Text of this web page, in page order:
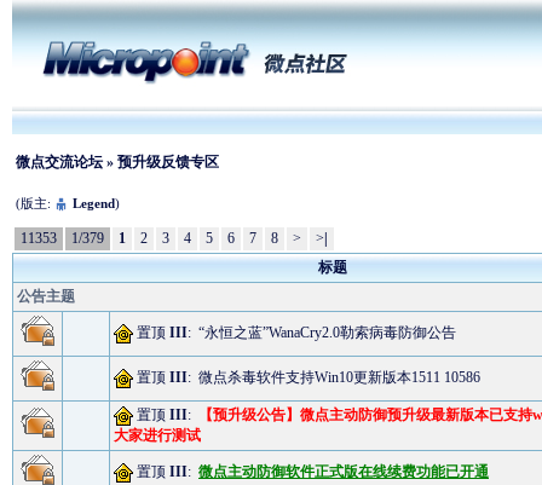
微点交流论坛 » 预升级反馈专区
(版主: Legend)
11353 1/379 1 2 3 4 5 6 7 8 > >
标题
公告主题
置顶 III: “永恒之蓝”WanaCry2.0勒索病毒防御公告
置顶 III: 微点杀毒软件支持Win10更新版本1511 10586
置顶 III:
【预升级公告】微点主动防御预升级最新版本已支持
大家进行测试
置顶 III: 微点主动防御软件正式版在线续费功能已开通